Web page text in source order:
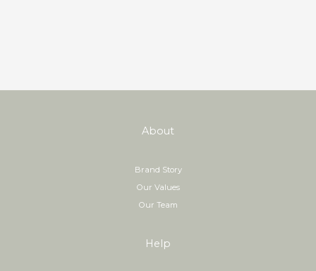
About
Brand Story
Our Values
Our Team
Help